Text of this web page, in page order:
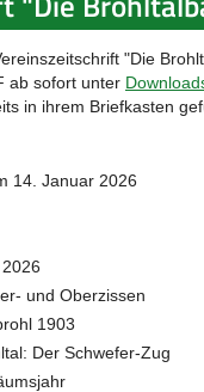
"Die
ab sofort unter
in ihrem Briefkasten
14. Januar 2026
und Oberzissen
1903
Der Schwefer-Zug